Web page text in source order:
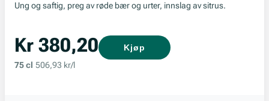
Ung og saftig, preg av røde bær og urter, innslag av sitrus.
Kr 380,20
75 cl 506,93 kr/l
Kjøp